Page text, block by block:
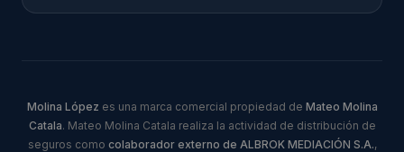
Molina López es una marca comercial propiedad de Mateo Molina
Catala. Mateo Molina Catala realiza la actividad de distribución de
seguros como colaborador externo de ALBROK MEDIACIÓN S.A.,